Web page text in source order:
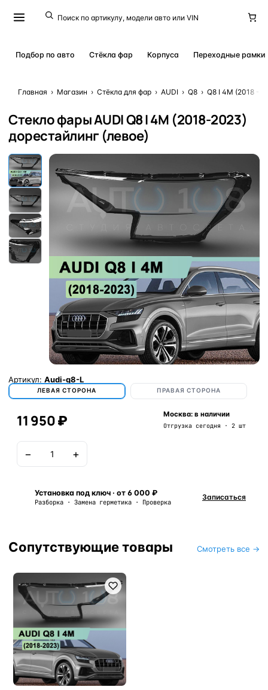
Подбор по авто Стёкла фар Корпуса Переходные рамки
Главная › Магазин › Стёкла для фар › AUDI › Q8 › Q8 I 4M (2018 -
Стекло фары AUDI Q8 I 4M (2018-2023)
дорестайлинг (левое)
Артикул: Audi-q8-L
ЛЕВАЯ СТОРОНА ПРАВАЯ СТОРОНА
11 950 ₽ Москва: в наличии
Отгрузка сегодня · 2 шт
− +
Установка под ключ · от 6 000 ₽
Разборка · Замена герметика · Проверка
Записаться
Сопутствующие товары Смотреть все →